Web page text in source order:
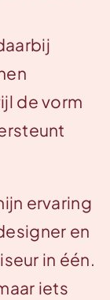
de vorm
ervaring
en
in één.
iets